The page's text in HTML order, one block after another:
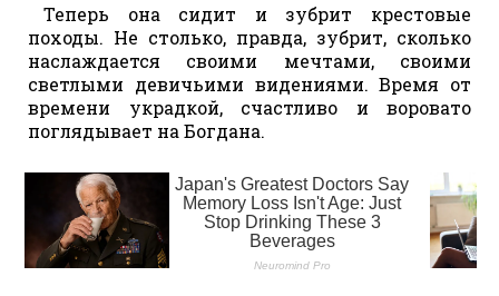
Теперь она сидит и зубрит крестовые
походы. Не столько, правда, зубрит, сколько
наслаждается своими мечтами, своими
светлыми девичьими видениями. Время от
времени украдкой, счастливо и воровато
поглядывает на Богдана.